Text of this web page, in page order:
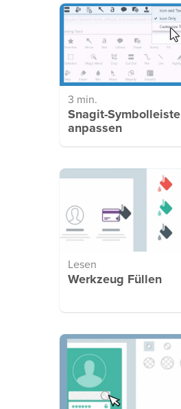
3 min.
Snagit-Symbolleiste
anpassen
Lesen
Werkzeug Füllen